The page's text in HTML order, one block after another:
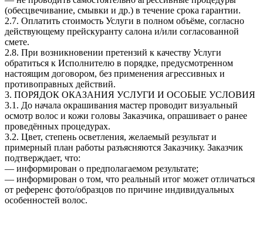
(обесцвечивание, смывки и др.) в течение срока гарантии.
2.7. Оплатить стоимость Услуги в полном объёме, согласно
действующему прейскуранту салона и/или согласованной
смете.
2.8. При возникновении претензий к качеству Услуги
обратиться к Исполнителю в порядке, предусмотренном
настоящим договором, без применения агрессивных и
противоправных действий.
3. ПОРЯДОК ОКАЗАНИЯ УСЛУГИ И ОСОБЫЕ УСЛОВИЯ
3.1. До начала окрашивания мастер проводит визуальный
осмотр волос и кожи головы Заказчика, опрашивает о ранее
проведённых процедурах.
3.2. Цвет, степень осветления, желаемый результат и
примерный план работы разъясняются Заказчику. Заказчик
подтверждает, что:
— информирован о предполагаемом результате;
— информирован о том, что реальный итог может отличаться
от референс фото/образцов по причине индивидуальных
особенностей волос.